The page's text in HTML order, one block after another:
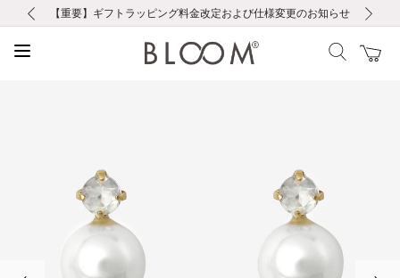
お修理・アフターサービスのご案内
【重要】令和８年熊本地震に伴う集配への影響について
【重要】ギフトラッピング料金改定および仕様変更のお知らせ
【重要】夏季休業の営業についてのご案内
税込5,500円以上で送料無料｜最短24時間以内に発送
新規会員登録で1000ポイントプレゼント！
新規LINE友だち登録で500円クーポンプレゼント
会員限定！レビュー投稿で100ポイントプレゼント
お修理・アフターサービスのご案内
【重要】令和８年熊本地震に伴う集配への影響について